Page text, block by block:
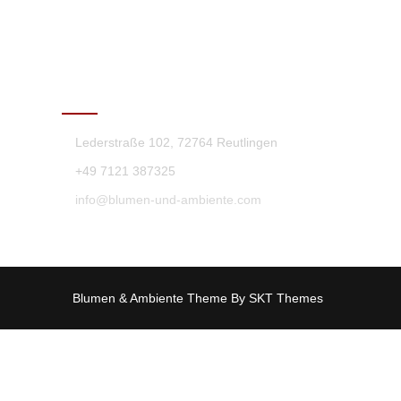
Lederstraße 102, 72764 Reutlingen
+49 7121 387325
info@blumen-und-ambiente.com
Blumen & Ambiente Theme By SKT Themes